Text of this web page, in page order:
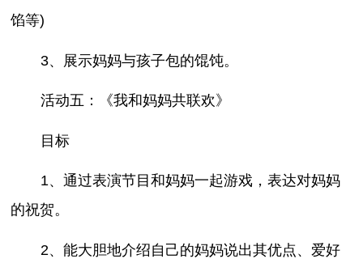
馅等)
3、展示妈妈与孩子包的馄饨。
活动五：《我和妈妈共联欢》
目标
1、通过表演节目和妈妈一起游戏，表达对妈妈
的祝贺。
2、能大胆地介绍自己的妈妈说出其优点、爱好